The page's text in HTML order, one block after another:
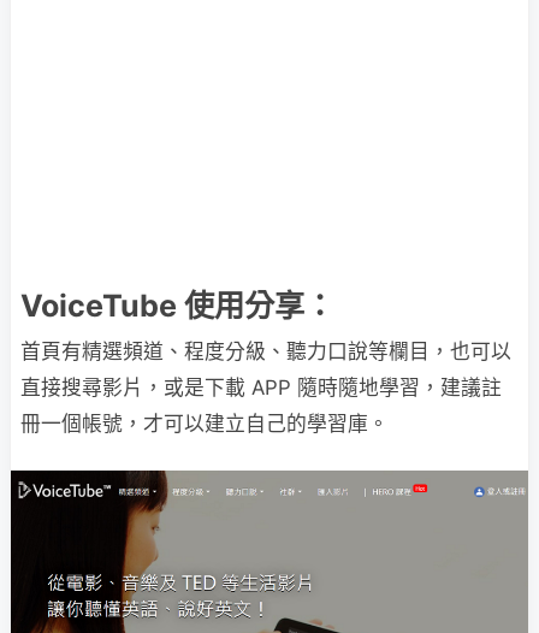
VoiceTube 使用分享：
首頁有精選頻道、程度分級、聽力口說等欄目，也可以
直接搜尋影片，或是下載 APP 隨時隨地學習，建議註
冊一個帳號，才可以建立自己的學習庫。